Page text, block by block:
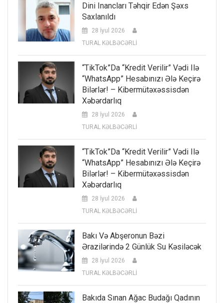
Dini Inancları Təhqir Edən Şəxs
Saxlanıldı
28 İyul 2026
TURAL KƏLBƏCƏRLİ
“TikTok”da “kredit Verilir” Vədi Ilə
“WhatsApp” Hesabınızı Ələ Keçirə
Bilərlər! – Kibermütəxəssisdən
Xəbərdarlıq
28 İyul 2026
TURAL KƏLBƏCƏRLİ
“TikTok”da “kredit Verilir” Vədi Ilə
“WhatsApp” Hesabınızı Ələ Keçirə
Bilərlər! – Kibermütəxəssisdən
Xəbərdarlıq
28 İyul 2026
TURAL KƏLBƏCƏRLİ
Bakı Və Abşeronun Bəzi
Ərazilərində 2 Günlük Su Kəsiləcək
28 İyul 2026
TURAL KƏLBƏCƏRLİ
Bakıda Sınan Ağac Budağı Qadının